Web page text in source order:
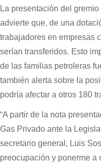
La presentación del
advierte que, de una
trabajadores en empresas
serían transferidos. Esto
de las familias petroleras
también alerta sobre la
podría afectar a otros 180
“A partir de la nota
Gas Privado ante la
secretario general, Luis
preocupación y ponerme